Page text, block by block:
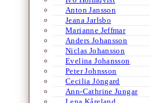
Anton Jansson
Jeana Jarlsbo
Marianne Jeffmar
Anders Johansson
Niclas Johansson
Evelina Johansson
Peter Johnsson
Cecilia Jöngard
Ann-Cathrine Jungar